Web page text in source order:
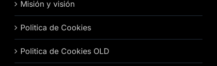
Misión y visión
Politica de Cookies
Politica de Cookies OLD